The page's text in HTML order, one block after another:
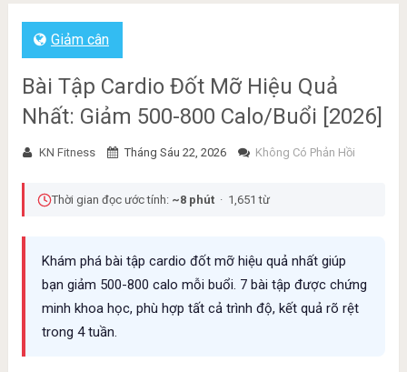
Giảm cân
Bài Tập Cardio Đốt Mỡ Hiệu Quả
Nhất: Giảm 500-800 Calo/Buổi [2026]
KN Fitness Tháng Sáu 22, 2026 Không Có Phản Hồi
Thời gian đọc ước tính: ~8 phút· 1,651 từ
Khám phá bài tập cardio đốt mỡ hiệu quả nhất giúp
bạn giảm 500-800 calo mỗi buổi. 7 bài tập được chứng
minh khoa học, phù hợp tất cả trình độ, kết quả rõ rệt
trong 4 tuần.